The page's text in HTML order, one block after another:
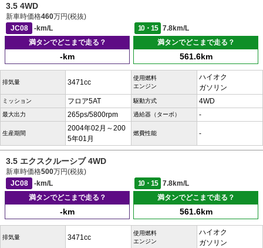
3.5 4WD
新車時価格460万円(税抜)
JC08
-km/L 10・15
7.8km/L
満タンでどこまで走る？
-km
満タンでどこまで走る？
561.6km
排気量 3471cc
使用燃料
エンジン
ハイオク
ガソリン
ミッション フロア5AT 駆動方式 4WD
最大出力 265ps/5800rpm 過給器（ターボ） -
生産期間
2004年02月～200
5年01月
燃費性能 -
3.5 エクスクルーシブ 4WD
新車時価格500万円(税抜)
JC08
-km/L 10・15
7.8km/L
満タンでどこまで走る？
-km
満タンでどこまで走る？
561.6km
排気量 3471cc
使用燃料
エンジン
ハイオク
ガソリン